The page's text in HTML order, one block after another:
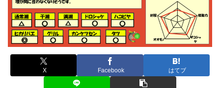
X Facebook はてブ